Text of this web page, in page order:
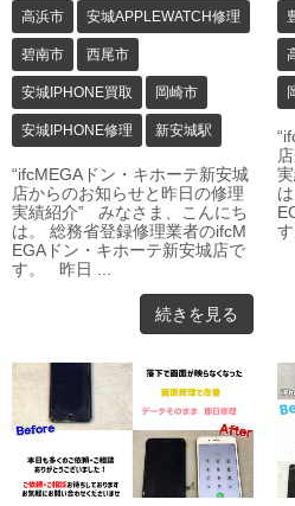
高浜市 安城APPLEWATCH修理
碧南市 西尾市
安城IPHONE買取 岡崎市
安城IPHONE修理 新安城駅
“ifcMEGAドン・キホーテ新安城
店からのお知らせと昨日の修理
実績紹介” みなさま、こんにち
は。 総務省登録修理業者のifcM
EGAドン・キホーテ新安城店で
す。 昨日 ...
続きを見る